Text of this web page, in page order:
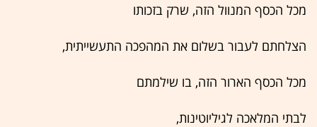
מכל הכסף המנוול הזה, שרק בזכותו
הצלחתם לעבור בשלום את המהפכה התעשייתית,
מכל הכסף הארור הזה, בו שילמתם
לבתי המלאכה לגיליוטינות,